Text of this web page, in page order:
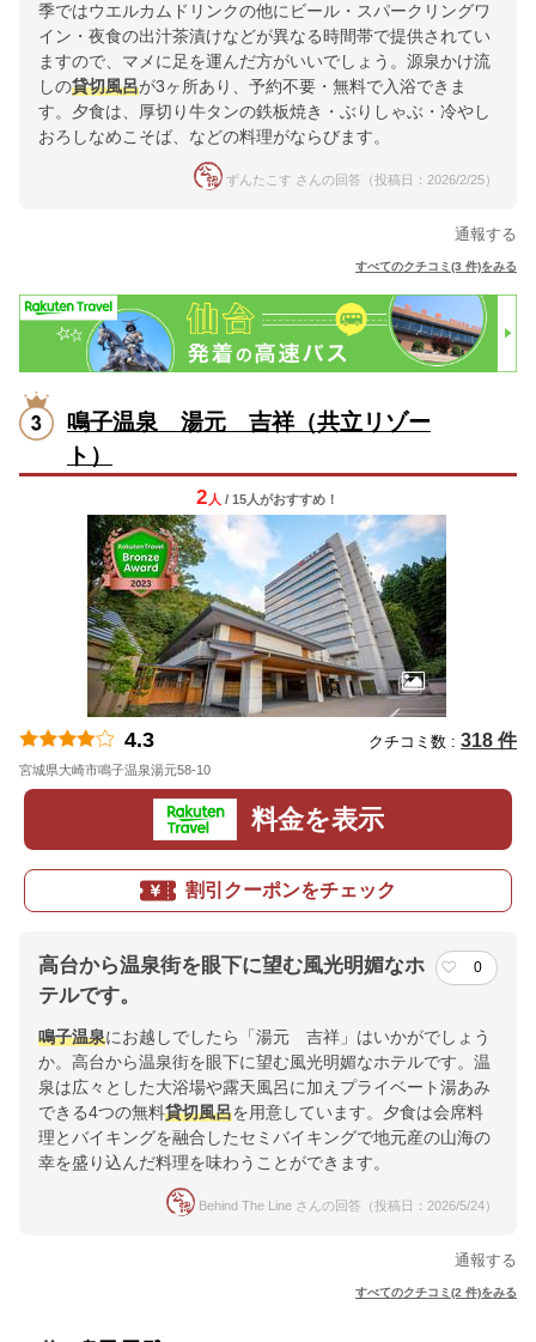
季ではウエルカムドリンクの他にビール・スパークリングワ
イン・夜食の出汁茶漬けなどが異なる時間帯で提供されてい
ますので、マメに足を運んだ方がいいでしょう。源泉かけ流
しの貸切風呂が3ヶ所あり、予約不要・無料で入浴できま
す。夕食は、厚切り牛タンの鉄板焼き・ぶりしゃぶ・冷やし
おろしなめこそば、などの料理がならびます。
ずんたこす さんの回答（投稿日：2026/2/25）
通報する
すべてのクチコミ(3 件)をみる
鳴子温泉 湯元 吉祥（共立リゾー
ト）
2 人 / 15人がおすすめ！
4.3 クチコミ数 : 318 件
宮城県大崎市鳴子温泉湯元58-10
料金を表示
割引クーポンをチェック
高台から温泉街を眼下に望む風光明媚なホ
テルです。
0
鳴子温泉にお越しでしたら「湯元 吉祥」はいかがでしょう
か。高台から温泉街を眼下に望む風光明媚なホテルです。温
泉は広々とした大浴場や露天風呂に加えプライベート湯あみ
できる4つの無料貸切風呂を用意しています。夕食は会席料
理とバイキングを融合したセミバイキングで地元産の山海の
幸を盛り込んだ料理を味わうことができます。
Behind The Line さんの回答（投稿日：2026/5/24）
通報する
すべてのクチコミ(2 件)をみる